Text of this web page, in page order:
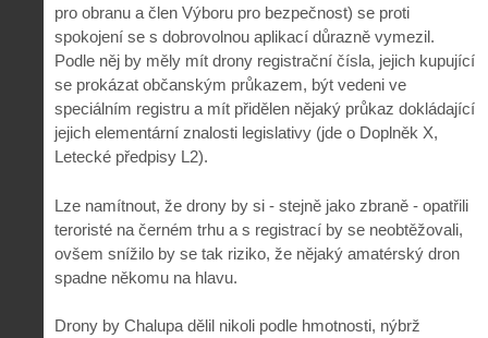
pro obranu a člen Výboru pro bezpečnost) se proti
spokojení se s dobrovolnou aplikací důrazně vymezil.
Podle něj by měly mít drony registrační čísla, jejich kupující
se prokázat občanským průkazem, být vedeni ve
speciálním registru a mít přidělen nějaký průkaz dokládající
jejich elementární znalosti legislativy (jde o Doplněk X,
Letecké předpisy L2).
Lze namítnout, že drony by si - stejně jako zbraně - opatřili
teroristé na černém trhu a s registrací by se neobtěžovali,
ovšem snížilo by se tak riziko, že nějaký amatérský dron
spadne někomu na hlavu.
Drony by Chalupa dělil nikoli podle hmotnosti, nýbrž